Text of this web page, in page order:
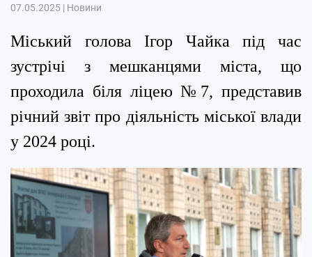
07.05.2025 | Новини
Міський голова Ігор Чайка під час
зустрічі з мешканцями міста, що
проходила біля ліцею №7, представив
річний звіт про діяльність міської влади
у 2024 році.